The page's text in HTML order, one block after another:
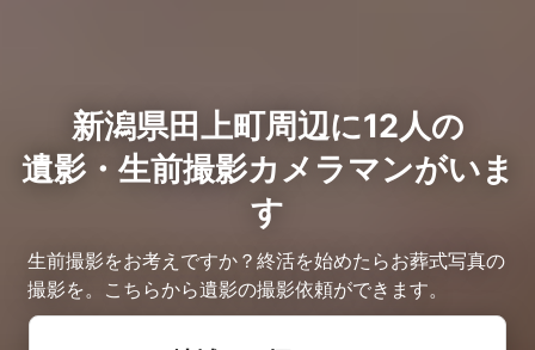
新潟県田上町周辺に12人の
遺影・生前撮影カメラマンがいま
す
生前撮影をお考えですか？終活を始めたらお葬式写真の
撮影を。こちらから遺影の撮影依頼ができます。